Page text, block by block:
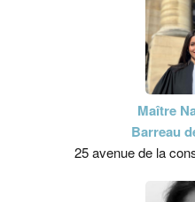
Maître
Barreau
25 avenue de la